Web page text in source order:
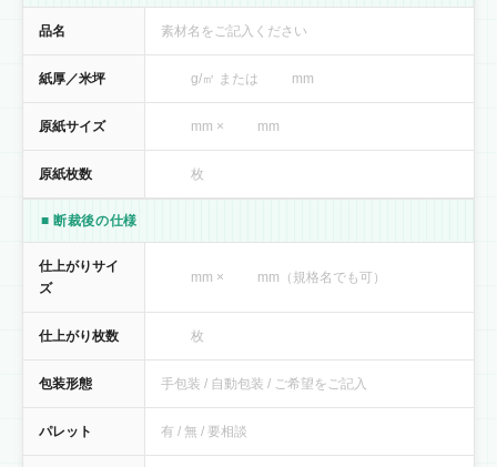
品名 素材名をご記入ください
紙厚／米坪 g/㎡ または mm
原紙サイズ mm × mm
原紙枚数 枚
■ 断裁後の仕様
仕上がりサイ
ズ
mm × mm（規格名でも可）
仕上がり枚数 枚
包装形態 手包装 / 自動包装 / ご希望をご記入
パレット 有 / 無 / 要相談